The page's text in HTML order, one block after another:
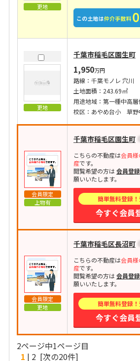
更地
更地
千葉市稲毛区園生町
1,950万円
路線：千葉モノレ 穴川
土地面積：243.69㎡
用途地域：第一種中高
校区：あやめ台小 草野
会員限定
上物有
千葉市稲毛区園生町
こちらの不動産は会員
産です。
閲覧希望の方は会員登録
願いいたします。
簡単無料登録！
今すぐ会員
会員限定
更地
千葉市稲毛区長沼町
こちらの不動産は会員
産です。
閲覧希望の方は会員登録
願いいたします。
簡単無料登録！
今すぐ会員
2ページ中1ページ目
1 | 2 [次の20件]